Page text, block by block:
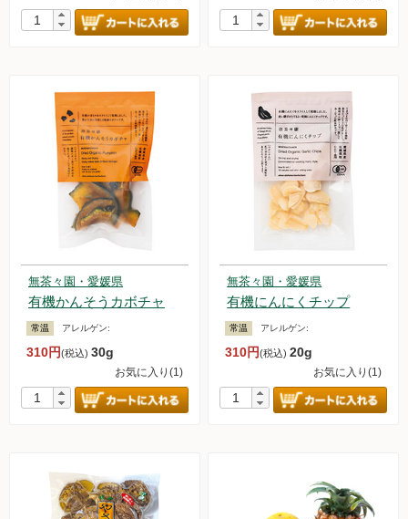
フランチャイズビジネス
定期購入について
無茶々園・愛媛県
有機かんそうカボチャ
常温 アレルゲン:
310円(税込) 30g
お気に入り(1)
無茶々園・愛媛県
有機にんにくチップ
常温 アレルゲン:
310円(税込)20g
お気に入り(1)